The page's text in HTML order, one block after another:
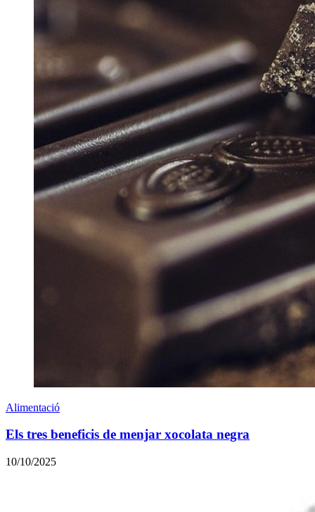
Alimentació
Els tres beneficis de menjar xocolata negra
10/10/2025